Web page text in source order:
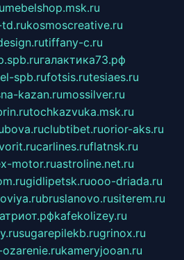
mebelshop.msk.ru
kosmoscreative.ru
tiffany-c.ru
галактика73.рф
spb.rufotsis.rutesiaes.ru
kazan.rumossilver.ru
tochkazvuka.msk.ru
clubtibet.ruorior-aks.ru
carlines.ruflatnsk.ru
motor.ruastroline.net.ru
gidlipetsk.ruooo-driada.ru
bruslanovo.rusiterem.ru
kafekolizey.ru
sugarepilekb.rugrinox.ru
kameryjooan.ru